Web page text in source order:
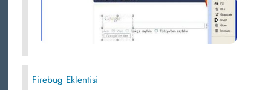
Firebug Eklentisi